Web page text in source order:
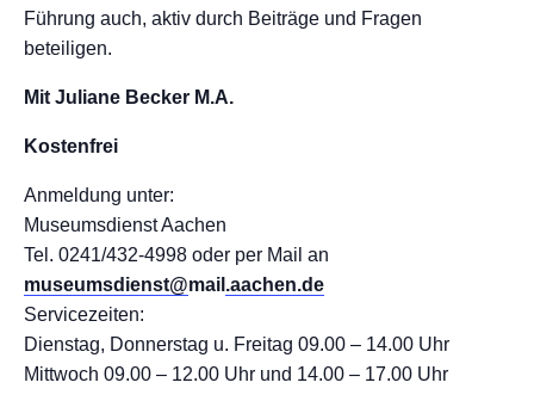
Führung auch, aktiv durch Beiträge und Fragen
beteiligen.
Mit Juliane Becker M.A.
Kostenfrei
Anmeldung unter:
Museumsdienst Aachen
Tel. 0241/432-4998 oder per Mail an
museumsdienst@mail .aachen.de
Servicezeiten:
Dienstag, Donnerstag u. Freitag 09.00 – 14.00 Uhr
Mittwoch 09.00 – 12.00 Uhr und 14.00 – 17.00 Uhr